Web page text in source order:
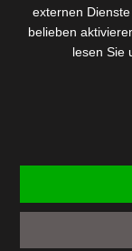
Sfax Sidi
externen
belieben
lesen Sie